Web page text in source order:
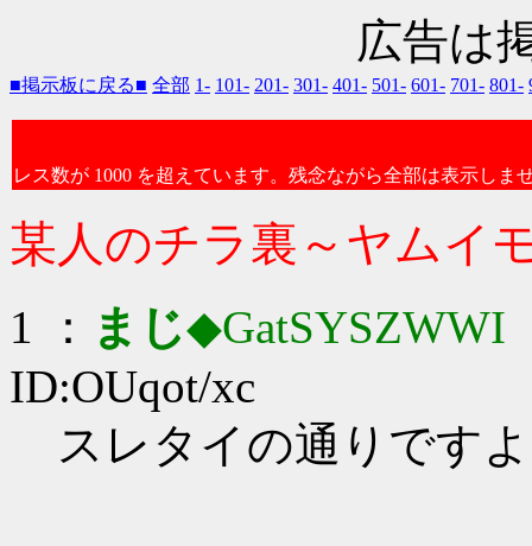
広告は
■掲示板に戻る■ 全部 1- 101- 201- 301- 401- 501- 601- 701- 801-
レス数が 1000 を超えています。残念ながら全部は表示しま
某人のチラ裏～ヤムイ
1 ： まじ◆GatSYSZWWI
ID:OUqot/xc
スレタイの通りです